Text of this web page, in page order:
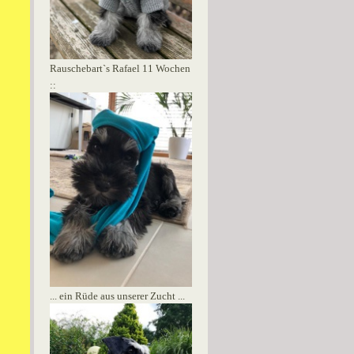
Rauschebart`s Rafael 11 Wochen
::
... ein Rüde aus unserer Zucht ...